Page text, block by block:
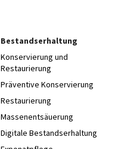
Bestandserhaltung
Konservierung und
Restaurierung
Präventive Konservierung
Restaurierung
Massenentsäuerung
Digitale Bestandserhaltung